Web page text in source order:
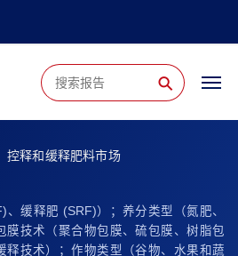
⚲
控释和缓释肥料市场
缓释肥 (SRF)）；养分类型（氮肥、
膜技术（聚合物包膜、硫包膜、树脂包
释技术）；作物类型（谷物、水果和蔬